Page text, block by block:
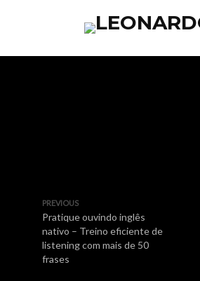
PREVIOUS
Pratique ouvindo inglês
nativo – Treino eficiente de
listening com mais de 50
frases